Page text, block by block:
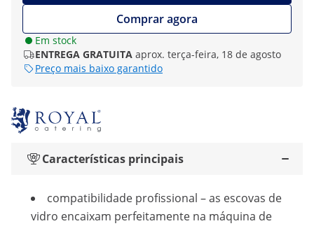
Comprar agora
Em stock
ENTREGA GRATUITA aprox. terça-feira, 18 de agosto
Preço mais baixo garantido
Características principais
compatibilidade profissional – as escovas de
vidro encaixam perfeitamente na máquina de